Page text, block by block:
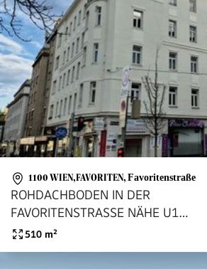
1100 WIEN,FAVORITEN, Favoritenstraße
ROHDACHBODEN IN DER
FAVORITENSTRASSE NÄHE U1
TROSTSTRASSE!
510 m²